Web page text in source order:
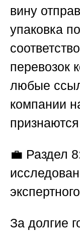
вину
упаковка
перевозок
любые
компании
💼 Раздел
За долгие